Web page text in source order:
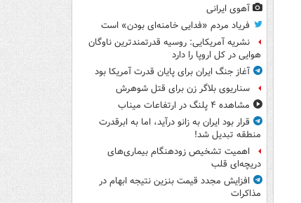
آهوی ایرانی
فریاد مردم «فدایی خامنه‌ای بودن» است
نشریه آمریکایی: روسیه قدرتمندترین ناوگان
هوایی در کل اروپا را دارد
آغاز جنگ ایران برای پایان قدرت آمریکا بود
سناریوی بلاگر زن برای قتل شوهرش
مشاهده ۴ پلنگ در ارتفاعات میناب
قرار بود ایران به زانو درآید، اما به ابرقدرت
منطقه تبدیل شد!
اهمیت تشخیص زودهنگام بیماری‌های
دریچه‌ای قلب
افزایش مجدد قیمت بنزین نتیجه ابهام در
مذاکرات